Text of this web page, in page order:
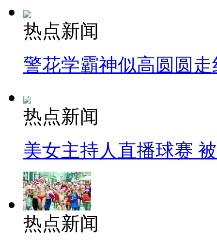
热点新闻
警花学霸神似高圆圆走
热点新闻
美女主持人直播球赛
热点新闻